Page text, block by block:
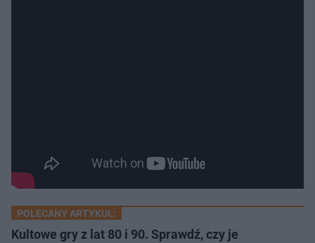
POLECANY ARTYKUŁ:
Kultowe gry z lat 80 i 90. Sprawdź, czy je